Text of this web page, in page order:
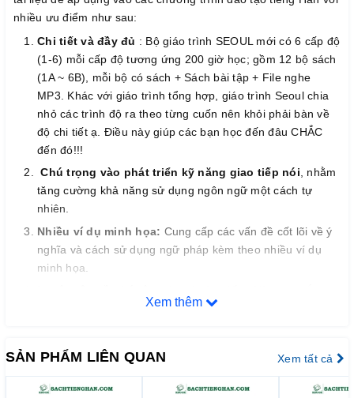
nhiều ưu điểm như sau:
Chi tiết và đầy đủ : Bộ giáo trình SEOUL mới có 6 cấp độ
(1-6) mỗi cấp độ tương ứng 200 giờ học; gồm 12 bộ sách
(1A ~ 6B), mỗi bộ có sách + Sách bài tập + File nghe
MP3. Khác với giáo trình tổng hợp, giáo trình Seoul chia
nhỏ các trình độ ra theo từng cuốn nên khỏi phải bàn về
độ chi tiết ạ. Điều này giúp các bạn học đến đâu CHẮC
đến đó!!!
Chú trọng vào phát triển kỹ năng giao tiếp nói , nhằm
tăng cường khả năng sử dụng ngôn ngữ một cách tự
nhiên.
Nhiều ví dụ minh họa: Cung cấp các vấn đề cốt lõi về ý
nghĩa và cách sử dụng ngữ pháp kèm theo nhiều ví dụ
minh họa.
phát âm, và ngữ điệu liên quan để nâng cao độ chính xác
Đề xuất nhiều loại bài tập khác nhau
mục tiêu học tập, và cung cấp hướng dẫn về bài tập trong
phần dữ liệu CD-ROM.
Xem thêm
SẢN PHẨM LIÊN QUAN Xem tất cả